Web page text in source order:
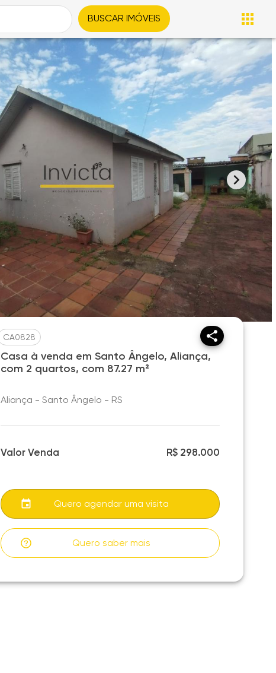
BUSCAR IMÓVEIS
CA0828
Casa à venda em Santo Ângelo, Aliança,
com 2 quartos, com 87.27 m²
Aliança - Santo Ângelo - RS
Valor Venda R$ 298.000
Quero agendar uma visita
Quero saber mais